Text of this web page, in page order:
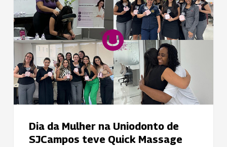
Mulher
na
Uniodonto
de
SJCampos
teve
Quick
Massage
Dia da Mulher na Uniodonto de
SJCampos teve Quick Massage